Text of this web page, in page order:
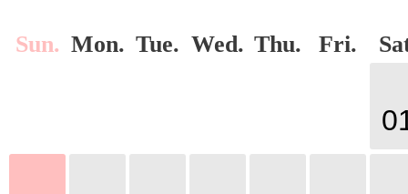
Sun. Mon. Tue. Wed. Thu. Fri.